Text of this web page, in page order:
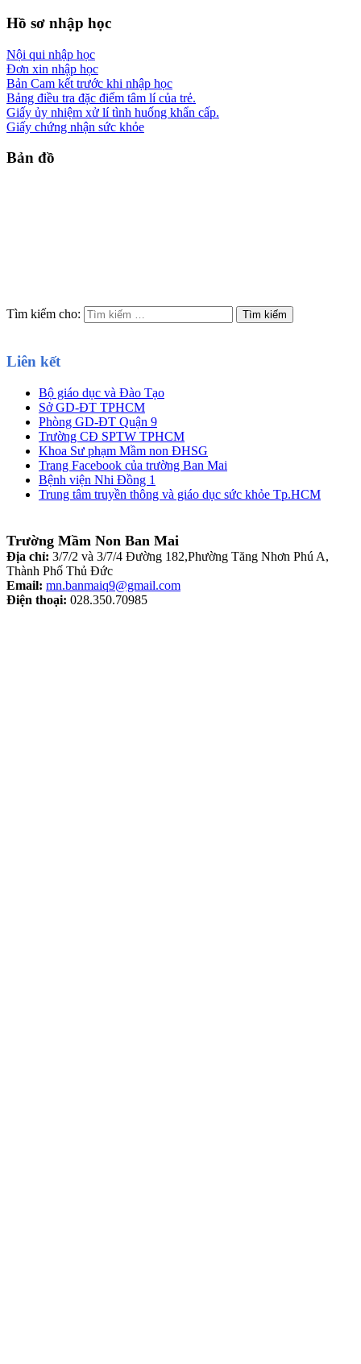
Hồ sơ nhập học
Nội qui nhập học
Đơn xin nhập học
Bản Cam kết trước khi nhập học
Bảng điều tra đặc điểm tâm lí của trẻ.
Giấy ủy nhiệm xử lí tình huống khẩn cấp.
Giấy chứng nhận sức khỏe
Bản đồ
Tìm kiếm cho:
Liên kết
Bộ giáo dục và Đào Tạo
Sở GD-ĐT TPHCM
Phòng GD-ĐT Quận 9
Trường CĐ SPTW TPHCM
Khoa Sư phạm Mầm non ĐHSG
Trang Facebook của trường Ban Mai
Bệnh viện Nhi Đồng 1
Trung tâm truyền thông và giáo dục sức khỏe Tp.HCM
Trường Mầm Non Ban Mai
Địa chỉ: 3/7/2 và 3/7/4 Đường 182,Phường Tăng Nhơn Phú A,
Thành Phố Thủ Đức
Email: mn.banmaiq9@gmail.com
Điện thoại: 028.350.70985